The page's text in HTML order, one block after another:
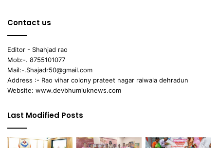
Contact us
Editor - Shahjad rao
Mob:-. 8755101077
Mail:-.Shajadr50@gmail.com
Address :- Rao vihar colony prateet nagar raiwala dehradun
Website: www.devbhumiuknews.com
Last Modified Posts